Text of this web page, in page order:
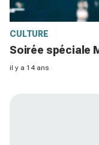
CULTURE
Soirée spéciale
il y a 14 ans